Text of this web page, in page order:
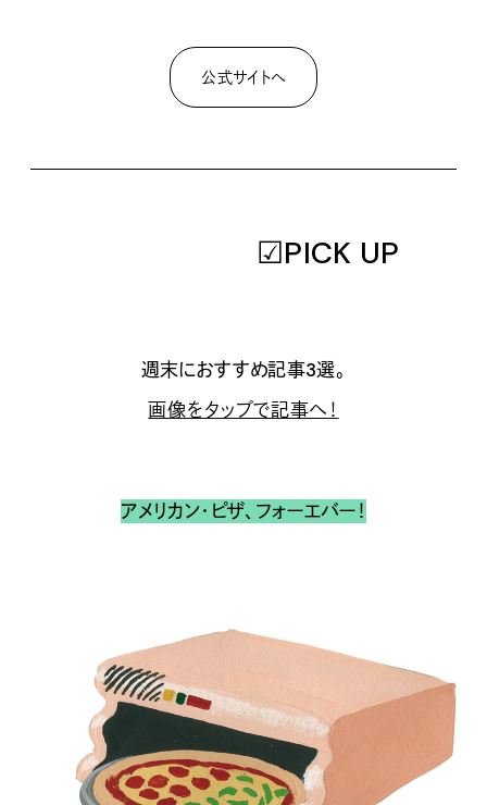
公式サイトへ
☑PICK UP
週末におすすめ記事3選。
画像をタップで記事へ！
アメリカン・ピザ、フォーエバー！